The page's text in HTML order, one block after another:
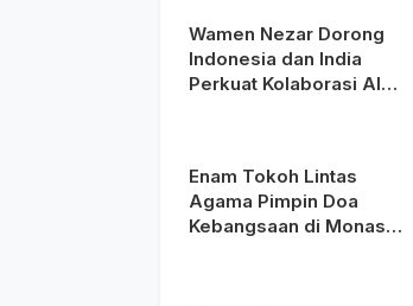
Wamen Nezar Dorong
Indonesia dan India
Perkuat Kolaborasi AI
Enam Tokoh Lintas
Agama Pimpin Doa
Kebangsaan di Monas